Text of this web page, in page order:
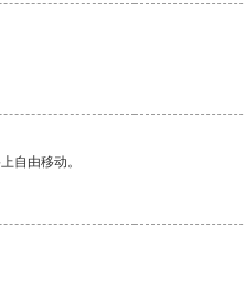
自由移动。